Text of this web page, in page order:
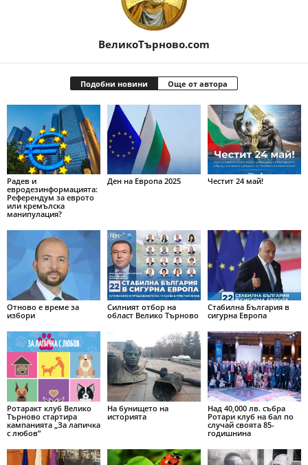
ВеликоТърново.com
Подобни новини Още от автора
Радев и
евродезинформацията:
Референдум за еврото
или кремълска
манипулация?
Ден на Европа 2025 Честит 24 май!
Отново е време за
избори
Силният отбор на
област Велико Търново
Стабилна България в
сигурна Европа
Ротаракт клуб Велико
Търново стартира
кампанията „За лапичка
с любов”
На бунището на
историята
Над 40,000 лв. събра
Ротари клуб на бал по
случай своята 85-
годишнина